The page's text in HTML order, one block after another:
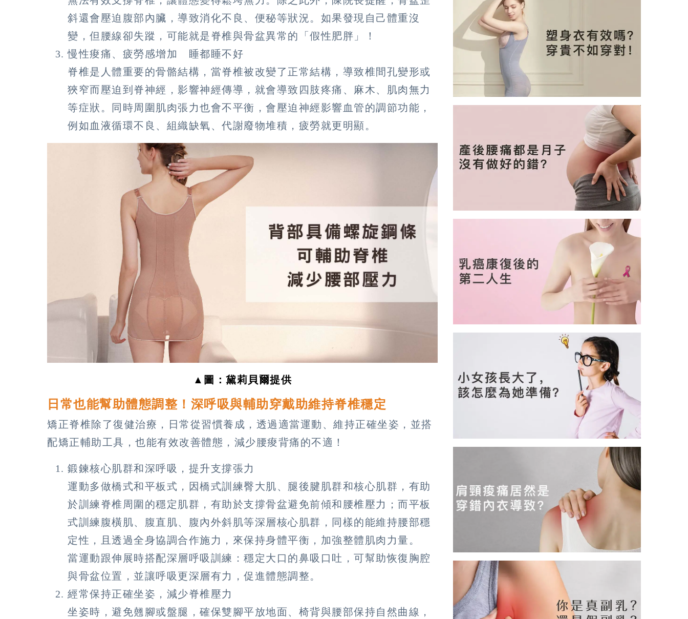
斜還會壓迫腹部內臟，導致消化不良、便秘等狀況。如果發現自己體重沒
變，但腰線卻失蹤，可能就是脊椎與骨盆異常的「假性肥胖」！
慢性痠痛、疲勞感增加 睡都睡不好
脊椎是人體重要的骨骼結構，當脊椎被改變了正常結構，導致椎間孔變形或
狹窄而壓迫到脊神經，影響神經傳導，就會導致四肢疼痛、麻木、肌肉無力
等症狀。同時周圍肌肉張力也會不平衡，會壓迫神經影響血管的調節功能，
例如血液循環不良、組織缺氧、代謝廢物堆積，疲勞就更明顯。
▲圖：黛莉貝爾提供
日常也能幫助體態調整！深呼吸與輔助穿戴助維持脊椎穩定
矯正脊椎除了復健治療，日常從習慣養成，透過適當運動、維持正確坐姿，並搭
配矯正輔助工具，也能有效改善體態，減少腰痠背痛的不適！
鍛鍊核心肌群和深呼吸，提升支撐張力
運動多做橋式和平板式，因橋式訓練臀大肌、腿後腱肌群和核心肌群，有助
於訓練脊椎周圍的穩定肌群，有助於支撐骨盆避免前傾和腰椎壓力；而平板
式訓練腹橫肌、腹直肌、腹內外斜肌等深層核心肌群，同樣的能維持腰部穩
定性，且透過全身協調合作施力，來保持身體平衡，加強整體肌肉力量。
當運動跟伸展時搭配深層呼吸訓練：穩定大口的鼻吸口吐，可幫助恢復胸腔
與骨盆位置，並讓呼吸更深層有力，促進體態調整。
經常保持正確坐姿，減少脊椎壓力
坐姿時，避免翹腳或盤腿，確保雙腳平放地面、椅背與腰部保持自然曲線，